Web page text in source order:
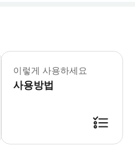
골프 카트당 5개의 오픈 좌석이 있습
이렇게 사용하세요
사용방법